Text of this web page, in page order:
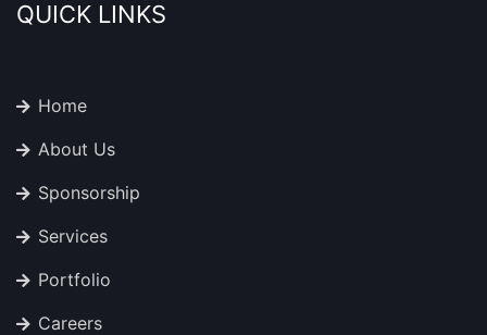
QUICK LINKS
Home
About Us
Sponsorship
Services
Portfolio
Careers